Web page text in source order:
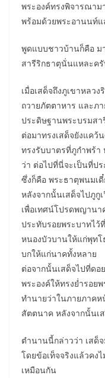
พระองค์ทรงพิจารณาม
พร้อมด้วยพระอานนท์
พูดแบบชาวบ้านก็คือ ม
สารีริกธาตุนั่นแหละค
เมื่อเสด็จถึงภูเขาหลว
ถวายภัตตาหาร และภ
ประดิษฐานพระบรมสา
ต่อมาทรงเสด็จยังแค
ทรงรับบาตรที่ภูกำพร้
ว่า ต่อไปที่นี่จะเป็นที่ป
ซึ่งก็คือ พระธาตุพนมเ
หลังจากนั้นเสด็จไปภูกู
เพื่อเทศน์โปรดพญาน
ประทับรอยพระบาทไว้
หนองบัวบานให้แก่พุท
บกให้แก่นาคทั้งหลาย
ต่อจากนั้นเสด็จไปที่ด
พระองค์ให้ทรงย่ำรอย
ทำนายว่าในภายภาคห
สัตตนาค หลังจากนั้นเ
ตำนานนี้กล่าวว่า เสด็
โดยข้อเท็จจริงแล้วคง
เหมือนกัน